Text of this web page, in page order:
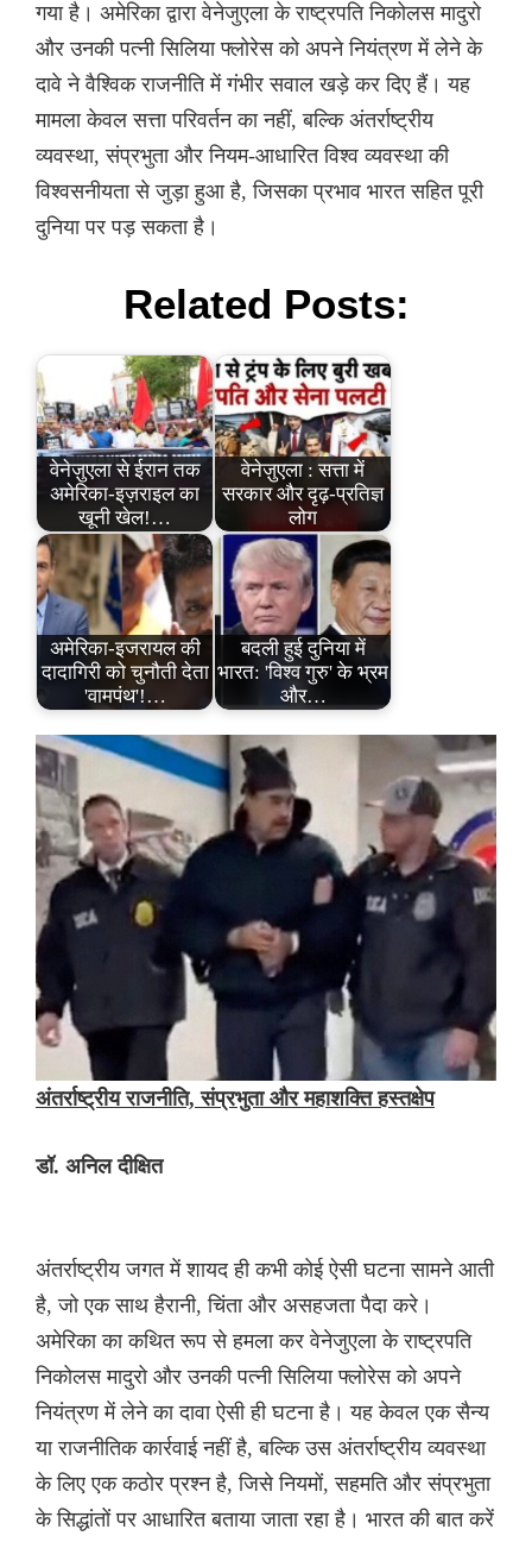
गया है। अमेरिका द्वारा वेनेजुएला के राष्ट्रपति निकोलस मादुरो
और उनकी पत्नी सिलिया फ्लोरेस को अपने नियंत्रण में लेने के
दावे ने वैश्विक राजनीति में गंभीर सवाल खड़े कर दिए हैं। यह
मामला केवल सत्ता परिवर्तन का नहीं, बल्कि अंतर्राष्ट्रीय
व्यवस्था, संप्रभुता और नियम-आधारित विश्व व्यवस्था की
विश्वसनीयता से जुड़ा हुआ है, जिसका प्रभाव भारत सहित पूरी
दुनिया पर पड़ सकता है।
Related Posts:
वेनेज़ुएला से ईरान तक
अमेरिका-इज़राइल का
खूनी खेल!…
वेनेज़ुएला : सत्ता में
सरकार और दृढ़-प्रतिज्ञ
लोग
अमेरिका-इजरायल की
दादागिरी को चुनौती देता
'वामपंथ'!…
बदली हुई दुनिया में
भारत: 'विश्व गुरु' के भ्रम
और…
अंतर्राष्ट्रीय राजनीति, संप्रभुता और महाशक्ति हस्तक्षेप
डॉ. अनिल दीक्षित
अंतर्राष्ट्रीय जगत में शायद ही कभी कोई ऐसी घटना सामने आती
है, जो एक साथ हैरानी, चिंता और असहजता पैदा करे।
अमेरिका का कथित रूप से हमला कर वेनेजुएला के राष्ट्रपति
निकोलस मादुरो और उनकी पत्नी सिलिया फ्लोरेस को अपने
नियंत्रण में लेने का दावा ऐसी ही घटना है। यह केवल एक सैन्य
या राजनीतिक कार्रवाई नहीं है, बल्कि उस अंतर्राष्ट्रीय व्यवस्था
के लिए एक कठोर प्रश्न है, जिसे नियमों, सहमति और संप्रभुता
के सिद्धांतों पर आधारित बताया जाता रहा है। भारत की बात करें